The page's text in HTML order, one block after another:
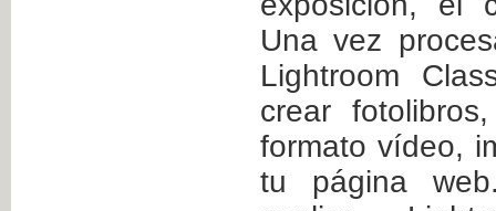
Una vez
Lightroom
crear
formato vídeo,
tu página